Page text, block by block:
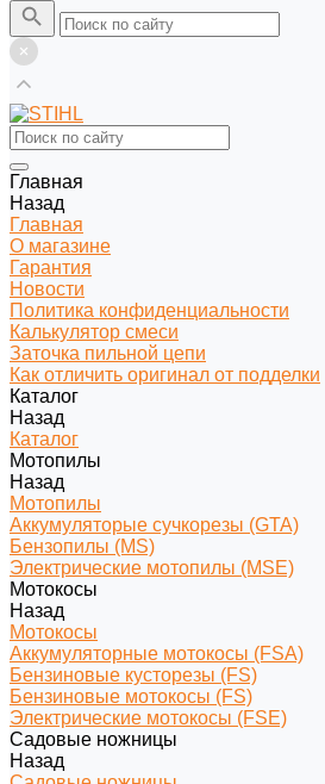
Главная
Назад
Главная
О магазине
Гарантия
Новости
Политика конфиденциальности
Калькулятор смеси
Заточка пильной цепи
Как отличить оригинал от подделки
Каталог
Назад
Каталог
Мотопилы
Назад
Мотопилы
Аккумуляторые сучкорезы (GTA)
Бензопилы (MS)
Электрические мотопилы (MSE)
Мотокосы
Назад
Мотокосы
Аккумуляторные мотокосы (FSA)
Бензиновые кусторезы (FS)
Бензиновые мотокосы (FS)
Электрические мотокосы (FSE)
Садовые ножницы
Назад